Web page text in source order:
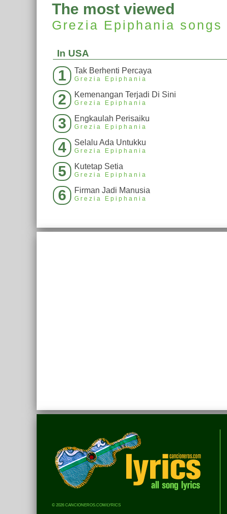
The most viewed
Grezia Epiphania songs
In USA
1 Tak Berhenti Percaya
Grezia Epiphania
2 Kemenangan Terjadi Di Sini
Grezia Epiphania
3 Engkaulah Perisaiku
Grezia Epiphania
4 Selalu Ada Untukku
Grezia Epiphania
5 Kutetap Setia
Grezia Epiphania
6 Firman Jadi Manusia
Grezia Epiphania
© 2026 CANCIONEROS.COM/LYRICS